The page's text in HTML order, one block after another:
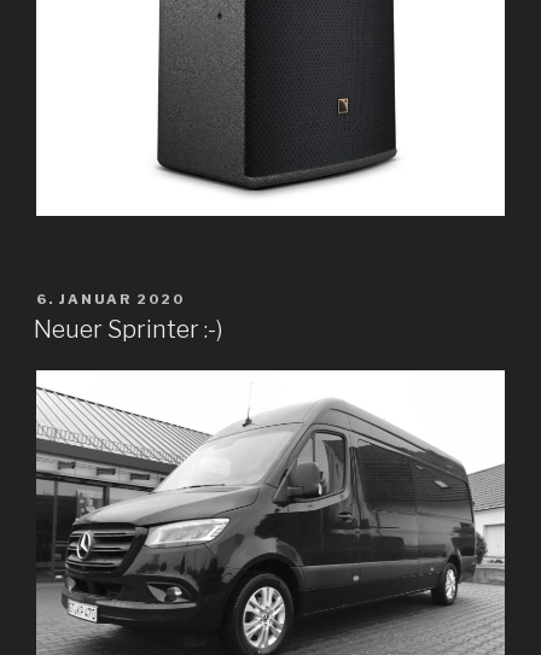
VERÖFFENTLICHT
AM
6. JANUAR 2020
Neuer Sprinter :-)